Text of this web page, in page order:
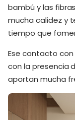
bambú y las
mucha calidez y
tiempo que
Ese contacto
con la presencia
aportan mucha